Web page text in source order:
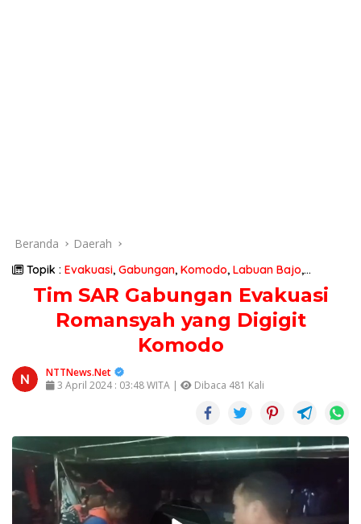
Beranda Daerah
Topik : Evakuasi, Gabungan, Komodo, Labuan Bajo,
Romansyah
,Tim SAR ,Warga Pulau Komodo Yang Digigit
Tim SAR Gabungan Evakuasi
Romansyah yang Digigit
Komodo
NTTNews.Net
3 April 2024 : 03:48 WITA |
Dibaca 481 Kali